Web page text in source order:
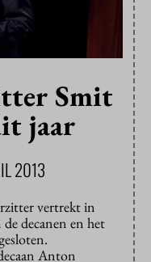
Smit
jaar
2013
vertrekt in
decanen en het
Anton